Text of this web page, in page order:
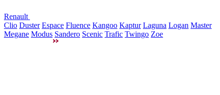
Renault
Clio Duster Espace Fluence Kangoo Kaptur Laguna Logan Master
Megane Modus Sandero Scenic Trafic Twingo Zoe